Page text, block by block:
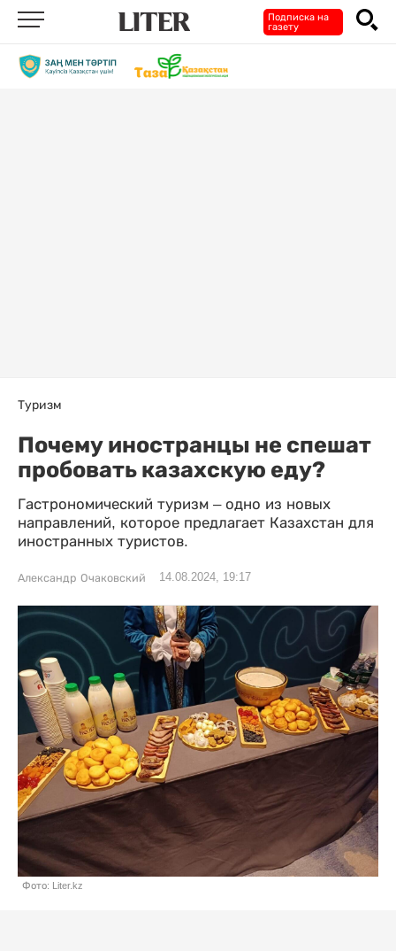
Подписка на
газету
Туризм
Почему иностранцы не спешат
пробовать казахскую еду?
Гастрономический туризм – одно из новых
направлений, которое предлагает Казахстан для
иностранных туристов.
Александр Очаковский 14.08.2024, 19:17
Фото: Liter.kz